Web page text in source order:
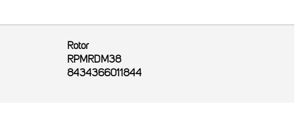
Rotor
RPMRDM38
8434366011844